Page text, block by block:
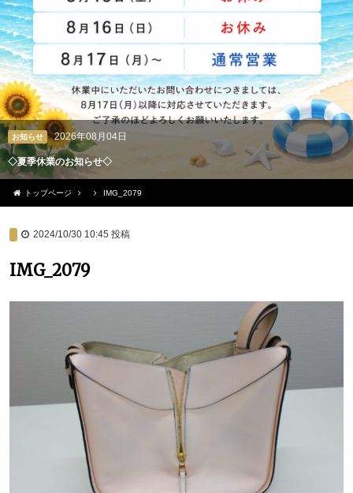
お知らせ 2026年08月04日
◇夏季休業のお知らせ◇
トップページ IMG_2079
2024/10/30 10:45 投稿
IMG_2079